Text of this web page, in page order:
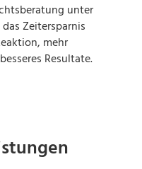
unter
Zeitersparnis
mehr
Resultate.